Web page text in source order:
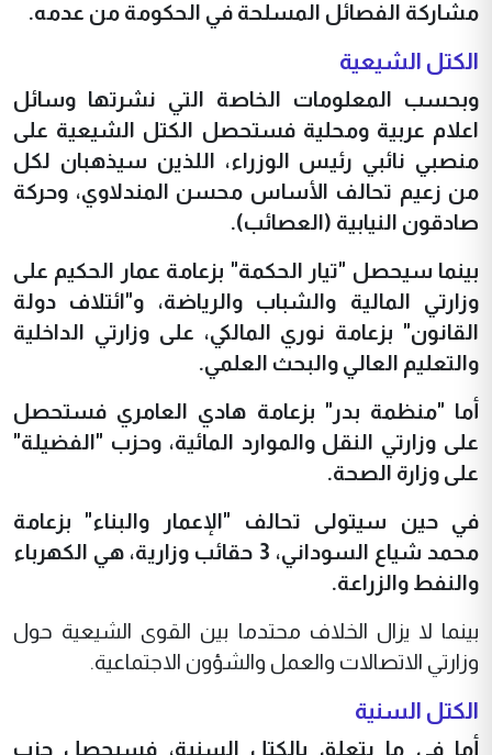
مشاركة الفصائل المسلحة في الحكومة من عدمه.
الكتل الشيعية
وبحسب المعلومات الخاصة التي نشرتها وسائل
اعلام عربية ومحلية فستحصل الكتل الشيعية على
منصبي نائبي رئيس الوزراء، اللذين سيذهبان لكل
من زعيم تحالف الأساس محسن المندلاوي، وحركة
صادقون النيابية (العصائب).
بينما سيحصل "تيار الحكمة" بزعامة عمار الحكيم على
وزارتي المالية والشباب والرياضة، و"ائتلاف دولة
القانون" بزعامة نوري المالكي، على وزارتي الداخلية
والتعليم العالي والبحث العلمي.
أما "منظمة بدر" بزعامة هادي العامري فستحصل
على وزارتي النقل والموارد المائية، وحزب "الفضيلة"
على وزارة الصحة.
في حين سيتولى تحالف "الإعمار والبناء" بزعامة
محمد شياع السوداني، 3 حقائب وزارية، هي الكهرباء
والنفط والزراعة.
بينما لا يزال الخلاف محتدما بين القوى الشيعية حول
وزارتي الاتصالات والعمل والشؤون الاجتماعية.
الكتل السنية
أما في ما يتعلق بالكتل السنية، فسيحصل حزب